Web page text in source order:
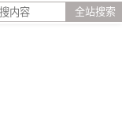
全站搜索